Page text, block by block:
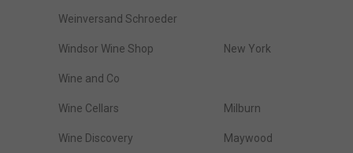
Weinversand Schroeder
Windsor Wine Shop New York
Wine and Co
Wine Cellars Milburn
Wine Discovery Maywood